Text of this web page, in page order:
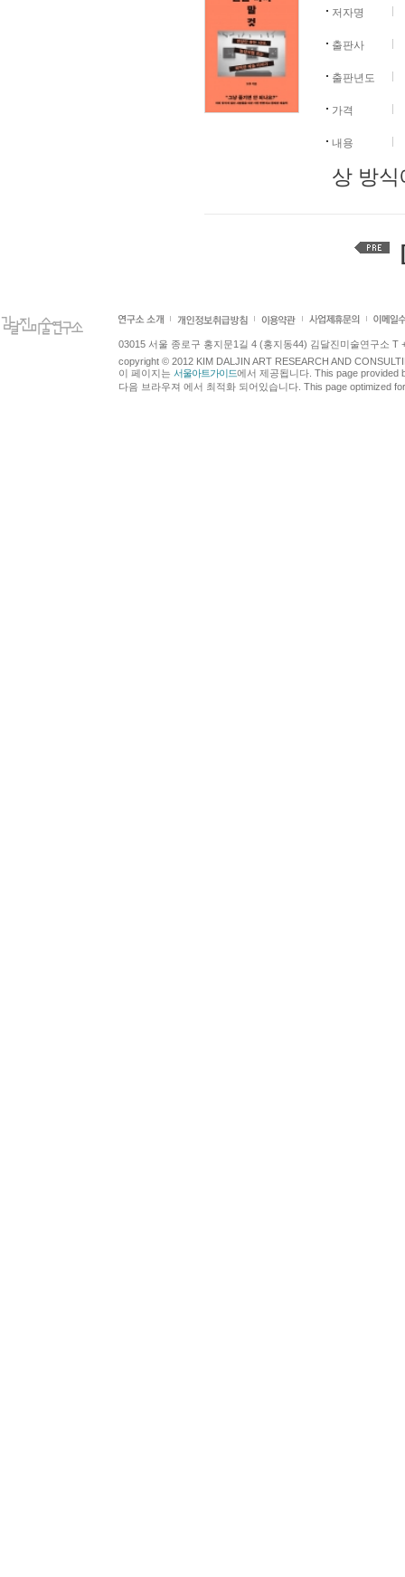
저자명
출판사
출판년도
가격
내용
상 방
03015 서울 종로구 홍지문1길 4 (홍지동44) 김달진미술연구소 T
copyright © 2012 KIM DALJIN ART RESEARCH AND
이 페이지는 서울아트가이드에서 제공됩니다. This page provided
다음 브라우져 에서 최적화 되어있습니다. This page optimized